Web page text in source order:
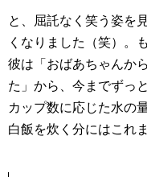
と、屈託なく笑う姿を
くなりました（笑）。
彼は「おばあちゃんか
た」から、今までずっ
カップ数に応じた水の
白飯を炊く分にはこれ